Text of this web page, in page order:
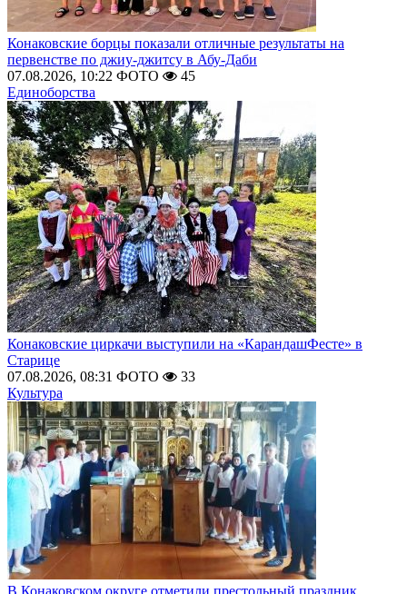
Конаковские борцы показали отличные результаты на
первенстве по джиу-джитсу в Абу-Даби
07.08.2026, 10:22 ФОТО
45
Единоборства
Конаковские циркачи выступили на «КарандашФесте» в
Старице
07.08.2026, 08:31 ФОТО
33
Культура
В Конаковском округе отметили престольный праздник